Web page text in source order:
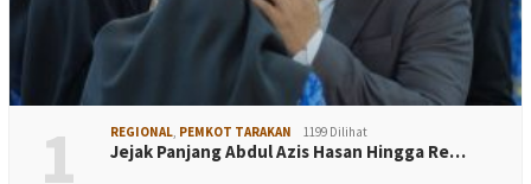
1 REGIONAL, PEMKOT TARAKAN 1199 Dilihat
Jejak Panjang Abdul Azis Hasan Hingga Re…